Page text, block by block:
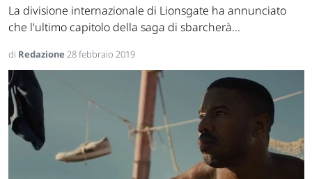
La divisione internazionale di Lionsgate ha annunciato
che l'ultimo capitolo della saga di sbarcherà...
di Redazione28 febbraio 2019